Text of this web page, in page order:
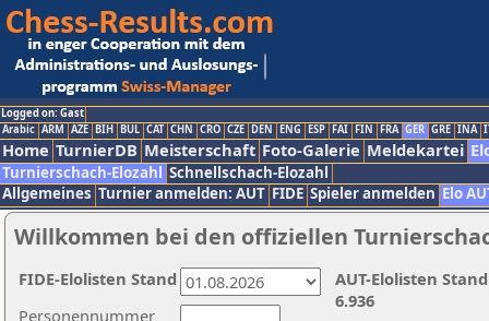
Logged on: Gast
Arabic ARM AZE BIH BUL CAT CHN CRO CZE DEN ENG ESP FAI FIN FRA GER GRE INA
Home TurnierDB Meisterschaft Foto-Galerie Meldekartei
Turnierschach-Elozahl Schnellschach-Elozahl
Allgemeines Turnier anmelden: AUT FIDE Spieler anmelden Elo
Willkommen bei den offiziellen
Personennummer
AUT-Elolisten
6.936
FIDE-Elolisten Stand